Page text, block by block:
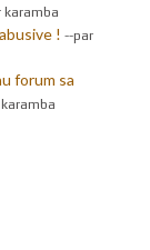
karamba
! --par
forum sa